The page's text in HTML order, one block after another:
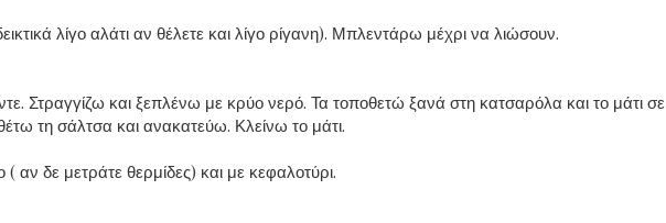
λίγο αλάτι αν θέλετε και λίγο ρίγανη). Μπλεντάρω μέχρι να λιώσουν.
Στραγγίζω και ξεπλένω με κρύο νερό. Τα τοποθετώ ξανά στη κατσαρόλα και το μάτι σε
τη σάλτσα και ανακατεύω. Κλείνω το μάτι.
( αν δε μετράτε θερμίδες) και με κεφαλοτύρι.